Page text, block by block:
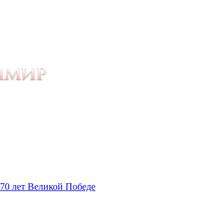
70 лет Великой Победе